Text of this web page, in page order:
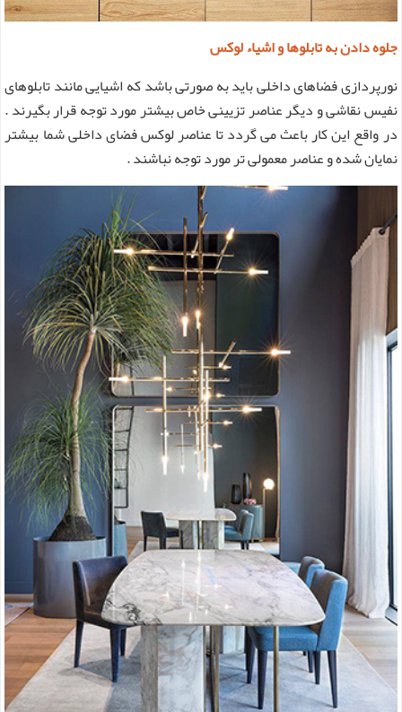
جلوه دادن به تابلوها و اشیاء لوکس
نورپردازی فضاهای داخلی باید به صورتی باشد که اشیایی مانند تابلوهای
نفیس نقاشی و دیگر عناصر تزیینی خاص بیشتر مورد توجه قرار بگیرند .
در واقع این کار باعث می گردد تا عناصر لوکس فضای داخلی شما بیشتر
نمایان شده و عناصر معمولی تر مورد توجه نباشند .